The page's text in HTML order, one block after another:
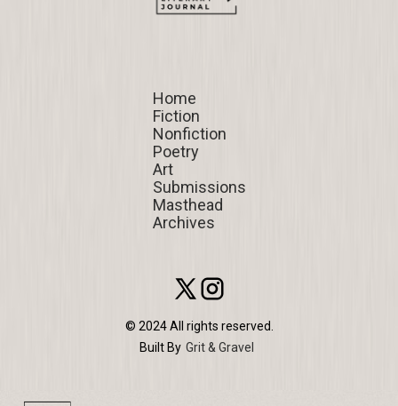
Home
Home
Fiction
Fiction
Nonfiction
Nonfiction
Poetry
Poetry
Art
Art
Submissions
Submissions
Masthead
Masthead
Archives
© 2024 All rights reserved.
Built By Grit & Gravel